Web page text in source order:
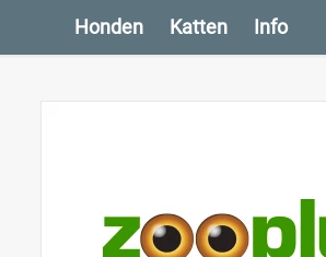
Honden Katten Info